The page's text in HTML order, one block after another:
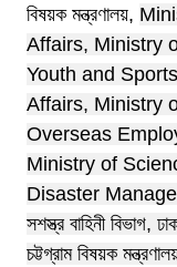
বিষয়ক মন্ত্রণালয়,
Affairs, Ministry
Youth and
Affairs, Ministry
Overseas
Ministry of
Disaster
সশস্ত্র বাহিনী বিভাগ,
চট্টগ্রাম বিষয়ক